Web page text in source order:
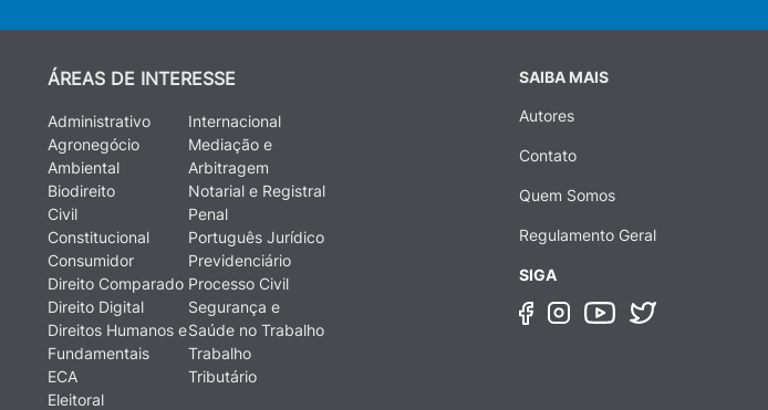
ÁREAS DE INTERESSE
Administrativo
Agronegócio
Ambiental
Biodireito
Civil
Constitucional
Consumidor
Direito Comparado
Direito Digital
Direitos Humanos e
Fundamentais
ECA
Eleitoral
Internacional
Mediação e
Arbitragem
Notarial e Registral
Penal
Português Jurídico
Previdenciário
Processo Civil
Segurança e
Saúde no Trabalho
Trabalho
Tributário
SAIBA MAIS
Autores
Contato
Quem Somos
Regulamento Geral
SIGA